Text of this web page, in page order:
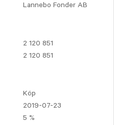
Lannebo Fonder AB
2 120 851
2 120 851
Köp
2019-07-23
5 %